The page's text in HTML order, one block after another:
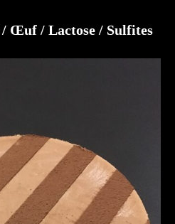
Œuf / Lactose / Sulfites